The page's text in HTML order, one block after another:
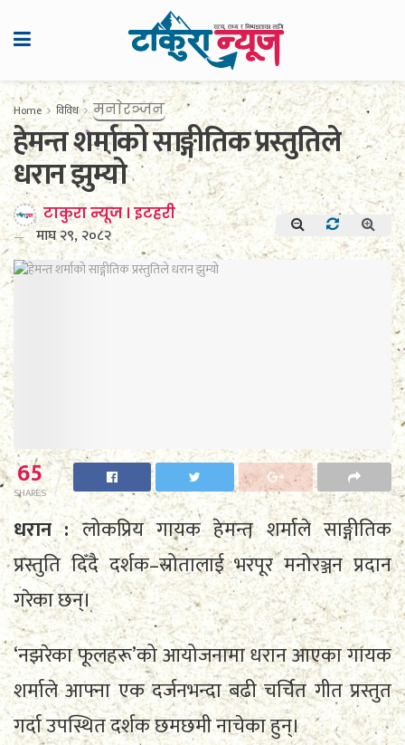
Home विविध मनाेरञ्जन
हेमन्त शर्माको साङ्गीतिक प्रस्तुतिले
धरान झुम्यो
टाकुरा न्यूज । इटहरी
माघ २९, २०८२
65
SHARES
धरान :लोकप्रिय गायक हेमन्त शर्माले साङ्गीतिक
प्रस्तुति दिँदै दर्शक–स्रोतालाई भरपूर मनोरञ्जन प्रदान
गरेका छन्।
‘नझरेका फूलहरू’को आयोजनामा धरान आएका गायक
शर्माले आफ्ना एक दर्जनभन्दा बढी चर्चित गीत प्रस्तुत
गर्दा उपस्थित दर्शक छमछमी नाचेका हुन्।